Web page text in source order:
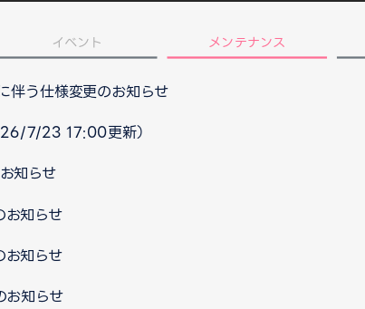
イベント メンテナンス
伴う仕様変更のお知らせ
7/23 17:00更新）
知らせ
知らせ
知らせ
知らせ